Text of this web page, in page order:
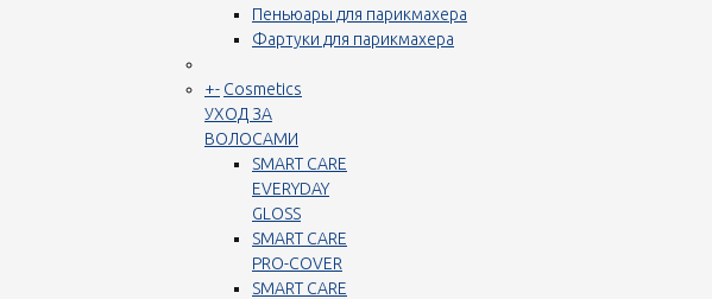
Пеньюары для парикмахера
Фартуки для парикмахера
+- Cosmetics
УХОД ЗА
ВОЛОСАМИ
SMART CARE
EVERYDAY
GLOSS
SMART CARE
PRO-COVER
SMART CARE